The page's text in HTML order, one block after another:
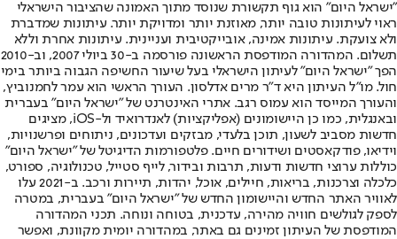
"ישראל היום" הוא גוף תקשורת שנוסד מתוך האמונה שהציבור הישראלי
ראוי לעיתונות טובה יותר, מאוזנת יותר ומדויקת יותר. עיתונות שמדברת
ולא צועקת. עיתונות אמינה, אובייקטיבית ועניינית. עיתונות אחרת וללא
תשלום. המהדורה המודפסת הראשונה פורסמה ב-30 ביולי 2007, וב-2010
הפך "ישראל היום" לעיתון הישראלי בעל שיעור החשיפה הגבוה ביותר בימי
חול. מו"ל העיתון היא ד"ר מרים אדלסון. העורך הראשי הוא עמר לחמנוביץ,
והעורך המייסד הוא עמוס רגב. אתרי האינטרנט של "ישראל היום" בעברית
ובאנגלית, כמו כן היישומונים (אפליקציות) לאנדרואיד ול-iOS, מציגים
חדשות מסביב לשעון, תוכן בלעדי, מבזקים ועדכונים, ניתוחים ופרשנויות,
וידיאו, פודקאסטים ושידורים חיים. פלטפורמות הדיגיטל של "ישראל היום"
כוללות ערוצי חדשות ודעות, תרבות ובידור, לייף סטייל, טכנולוגיה, ספורט,
כלכלה וצרכנות, בריאות, חיילים, אוכל, יהדות, תיירות ורכב. ב-2021 עלו
לאוויר האתר החדש והיישומון החדש של "ישראל היום" בעברית, במטרה
לספק לגולשים חוויה מהירה, עדכנית, בטוחה ונוחה. תכני המהדורה
המודפסת של העיתון זמינים גם באתר, במהדורה יומית מקוונת, ואפשר